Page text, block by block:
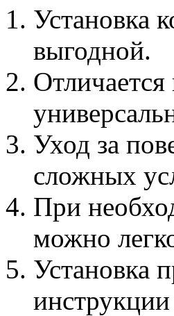
Установка
выгодной.
Уход за
сложных
При
можно
Установка